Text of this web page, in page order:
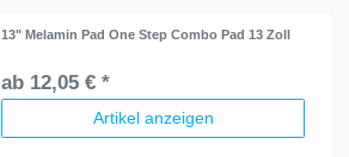
13" Melamin Pad One Step Combo Pad 13 Zoll
ab 12,05 € *
Artikel anzeigen